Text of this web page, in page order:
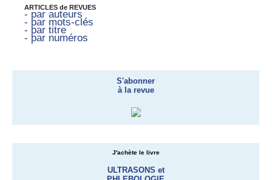
ARTICLES de REVUES
- par auteurs
- par mots-clés
- par titre
- par numéros
S'abonner
à la revue
J'achète le livre
ULTRASONS et